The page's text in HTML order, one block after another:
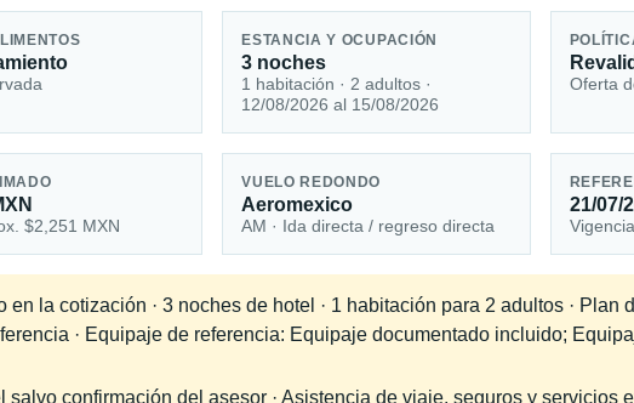
ESTANCIA Y OCUPACIÓN
3 noches
1 habitación · 2 adultos ·
12/08/2026 al 15/08/2026
Oferta
$2,251 MXN
VUELO REDONDO
Aeromexico
AM · Ida directa / regreso directa
21/07/
en la cotización · 3 noches de hotel · 1 habitación para 2 adultos · Plan
· Equipaje de referencia: Equipaje documentado incluido;
salvo confirmación del asesor · Asistencia de viaje, seguros y servicios